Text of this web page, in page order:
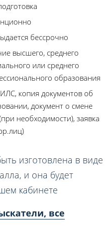
бессрочно
высшего, среднего
или среднего
образования
копия документов об
документ о смене
необходимости), заявка
изготовлена в виде
и она будет
кабинете
все